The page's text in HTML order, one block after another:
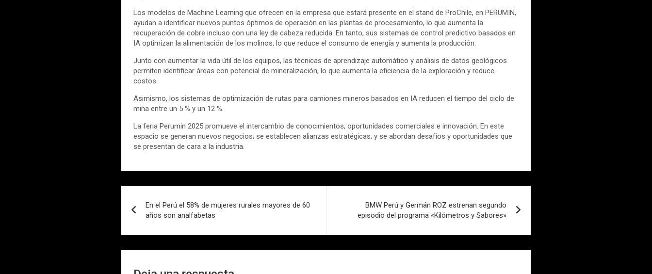
Los modelos de Machine Learning que ofrecen en la empresa que estará presente en el stand de ProChile, en PERUMIN,
ayudan a identificar nuevos puntos óptimos de operación en las plantas de procesamiento, lo que aumenta la
recuperación de cobre incluso con una ley de cabeza reducida. En tanto, sus sistemas de control predictivo basados en
IA optimizan la alimentación de los molinos, lo que reduce el consumo de energía y aumenta la producción.
Junto con aumentar la vida útil de los equipos, las técnicas de aprendizaje automático y análisis de datos geológicos
permiten identificar áreas con potencial de mineralización, lo que aumenta la eficiencia de la exploración y reduce
costos.
Asimismo, los sistemas de optimización de rutas para camiones mineros basados en IA reducen el tiempo del ciclo de
mina entre un 5 % y un 12 %.
La feria Perumin 2025 promueve el intercambio de conocimientos, oportunidades comerciales e innovación. En este
espacio se generan nuevos negocios; se establecen alianzas estratégicas; y se abordan desafíos y oportunidades que
se presentan de cara a la industria.
de
entradas
En el Perú el 58% de mujeres rurales mayores de 60
años son analfabetas
BMW Perú y Germán ROZ estrenan segundo
episodio del programa «Kilómetros y Sabores»